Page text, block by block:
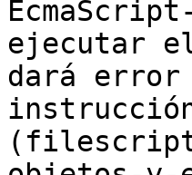
ejecutar
dará error